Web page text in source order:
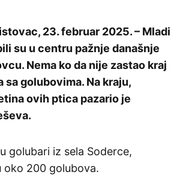
23. februar 2025. – Mladi
su u centru pažnje današnje
Nema ko da nije zastao kraj
sa golubovima. Na kraju,
ovih ptica pazario je
golubari iz sela Soderce,
oko 200 golubova.